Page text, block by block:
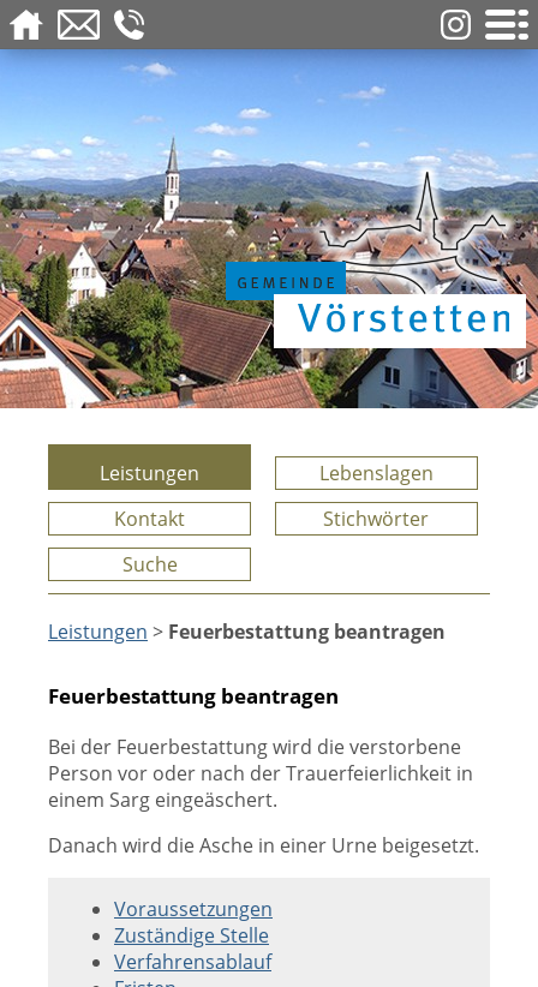
Leistungen
Lebenslagen
Kontakt
Stichwörter
Suche
Leistungen > Feuerbestattung beantragen
Feuerbestattung beantragen
Bei der Feuerbestattung wird die verstorbene
Person vor oder nach der Trauerfeierlichkeit in
einem Sarg eingeäschert.
Danach wird die Asche in einer Urne beigesetzt.
Voraussetzungen
Zuständige Stelle
Verfahrensablauf